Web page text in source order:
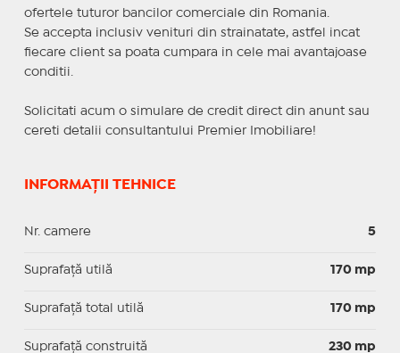
ofertele tuturor bancilor comerciale din Romania.
Se accepta inclusiv venituri din strainatate, astfel incat
fiecare client sa poata cumpara in cele mai avantajoase
conditii.
Solicitati acum o simulare de credit direct din anunt sau
cereti detalii consultantului Premier Imobiliare!
INFORMAȚII TEHNICE
Nr. camere 5
Suprafaţă utilă 170 mp
Suprafaţă total utilă 170 mp
Suprafaţă construită 230 mp